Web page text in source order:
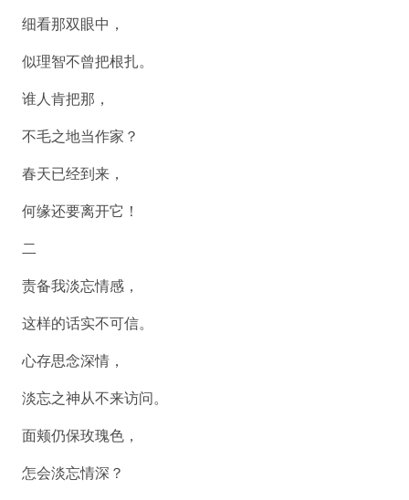
细看那双眼中，
似理智不曾把根扎。
谁人肯把那，
不毛之地当作家？
春天已经到来，
何缘还要离开它！
二
责备我淡忘情感，
这样的话实不可信。
心存思念深情，
淡忘之神从不来访问。
面颊仍保玫瑰色，
怎会淡忘情深？